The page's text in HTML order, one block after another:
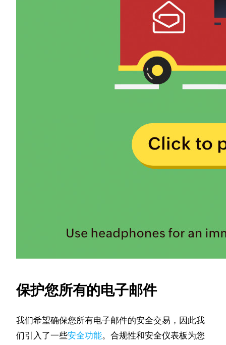
保护您所有的电子邮件
我们希望确保您所有电子邮件的安全交易，因此我
们引入了一些安全功能。合规性和安全仪表板为您